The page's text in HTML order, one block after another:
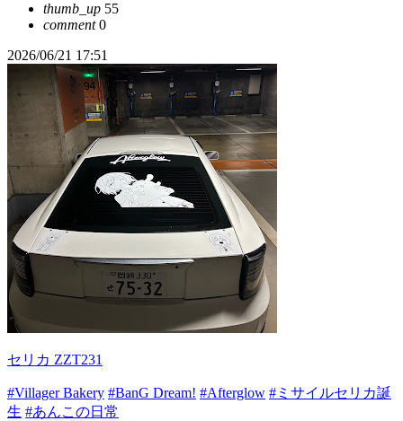
thumb_up 55
comment0
2026/06/21 17:51
セリカ ZZT231
#Villager Bakery #BanG Dream! #Afterglow #ミサイルセリカ誕
生 #あんこの日常